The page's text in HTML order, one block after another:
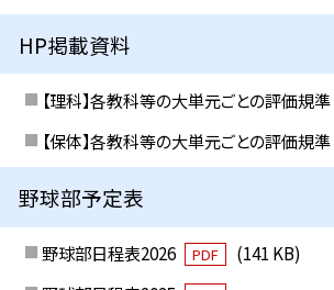
HP掲載資料
【理科】各教科等の大単元ごとの評価規準
【保体】各教科等の大単元ごとの評価規準
野球部予定表
野球部日程表2026 PDF
(141 KB)